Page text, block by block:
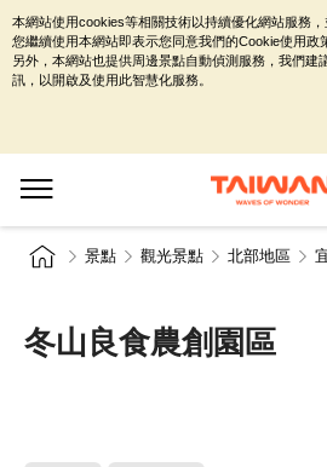
景點 觀光景點 北部地區
冬山良食農創園區
本網站使用cookies等相關技術以持續優化網站服務
您繼續使用本網站即表示您同意我們的Cookie使用政
另外，本網站也提供周邊景點自動偵測服務，我們建
訊，以開啟及使用此智慧化服務。